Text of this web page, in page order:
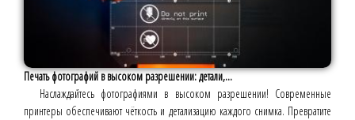
Печать фотографий в высоком разрешении: детали,...
Наслаждайтесь фотографиями в высоком разрешении! Современные
принтеры обеспечивают чёткость и детализацию каждого снимка. Превратите